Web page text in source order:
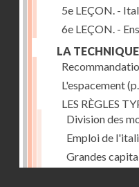
5e LEÇON. -
6e LEÇON. -
LA
L'espacement
LES RÈGLES
Division des
Emploi de
Grandes